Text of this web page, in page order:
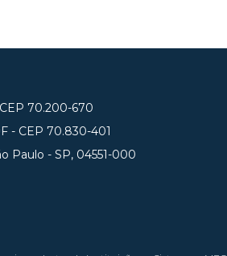
70.200-670
- CEP 70.830-401
Paulo - SP, 04551-000